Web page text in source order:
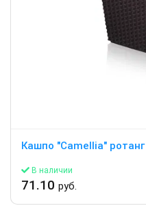
Кашпо "Camellia"
В наличии
71.10 руб.